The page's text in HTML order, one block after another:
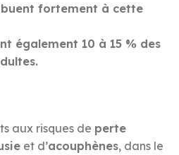
fortement à cette
également 10 à 15 % des
aux risques de perte
et d’acouphènes, dans le